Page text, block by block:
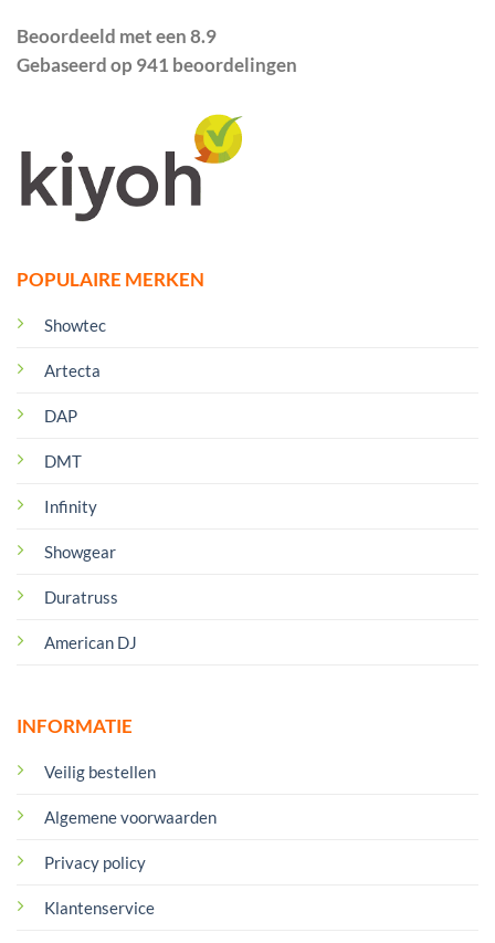
POPULAIRE MERKEN
Showtec
Artecta
DAP
DMT
Infinity
Showgear
Duratruss
American DJ
INFORMATIE
Veilig bestellen
Algemene voorwaarden
Privacy policy
Klantenservice
Beoordeeld met een 8.9
Gebaseerd op 941 beoordelingen